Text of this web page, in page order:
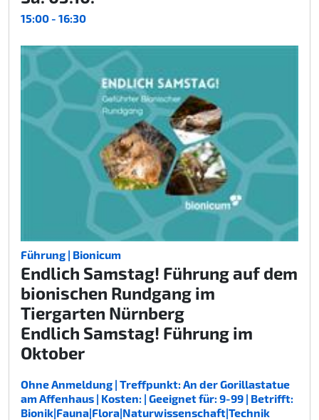
15:00 - 16:30
Führung | Bionicum
Endlich Samstag! Führung auf dem
bionischen Rundgang im
Tiergarten Nürnberg
Endlich Samstag! Führung im
Oktober
Ohne Anmeldung | Treffpunkt: An der Gorillastatue
am Affenhaus | Kosten: | Geeignet für: 9-99 | Betrifft:
Bionik|Fauna|Flora|Naturwissenschaft|Technik